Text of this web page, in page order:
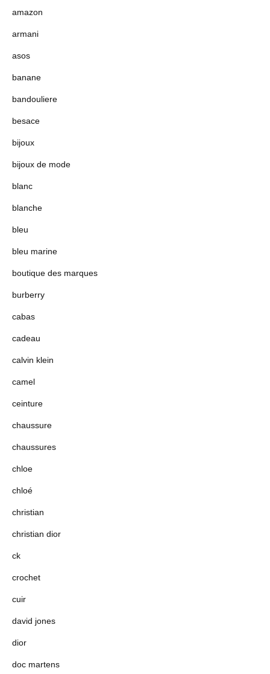
amazon
armani
asos
banane
bandouliere
besace
bijoux
bijoux de mode
blanc
blanche
bleu
bleu marine
boutique des marques
burberry
cabas
cadeau
calvin klein
camel
ceinture
chaussure
chaussures
chloe
chloé
christian
christian dior
ck
crochet
cuir
david jones
dior
doc martens